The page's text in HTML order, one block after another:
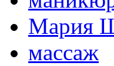
Мария
массаж